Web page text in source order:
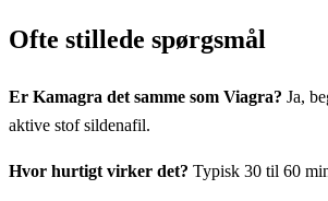
Ofte stillede spørgsmål
Er Kamagra det samme som Viagra? Ja,
aktive stof sildenafil.
Hvor hurtigt virker det? Typisk 30 til 60